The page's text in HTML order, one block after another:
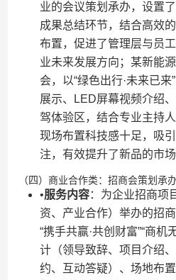
业的会议策划承办，设置
成果总结环节，结合高效
布置，促进了管理层与员
业未来发展方向；某新能
会，以“绿色出行·未来已
展示、LED屏幕视频介绍
驾体验区，结合专业主持
现场布置科技感十足，吸
注，有效提升了新品的市场
（四）商业合作类：招商会策划承
•​​服务内容​：为企业招商项
资、产业合作）举办的招
“携手共赢·共创财富”“商机
计（领导致辞、项目介绍
约、互动答疑）、场地布